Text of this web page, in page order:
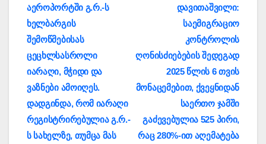
დავითაშვილი:
საემიგრაციო
კონტროლის
ღონისძიებების შედეგად
2025 წლის 6 თვის
მონაცემებით, ქვეყნიდან
საერთო ჯამში
გაძევებულია 525 პირი,
რაც 280%-ით აღემატება
აეროპორტში გ.რ.-ს
ხელბარგის
შემოწმებისას
ცეცხლსასროლი
იარაღი, მჭიდი და
ვაზნები ამოიღეს.
დადგინდა, რომ იარაღი
რეგისტრირებულია გ.რ.-
ს სახელზე, თუმცა მას